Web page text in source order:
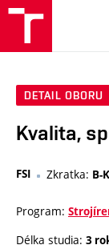
DETAIL OBORU
Kvalita,
FSI Zkratka: B-
Program:
Délka studia: 3